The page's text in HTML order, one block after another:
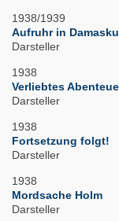
1938/1939
Aufruhr in
Darsteller
1938
Verliebtes
Darsteller
1938
Fortsetzung folgt!
Darsteller
1938
Mordsache Holm
Darsteller